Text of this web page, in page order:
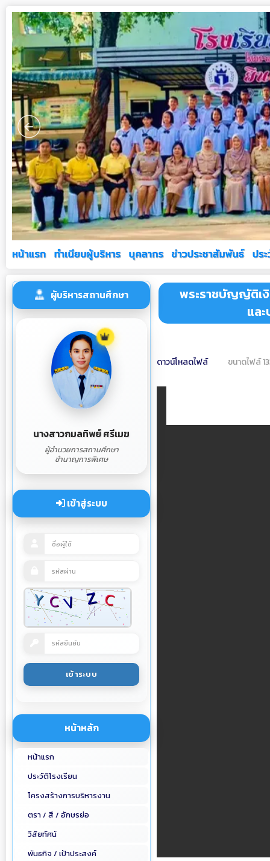
ผู้บริหารสถานศึกษา
นางสาวกมลทิพย์ ศรีเมฆ
ผู้อำนวยการสถานศึกษา
ชำนาญการพิเศษ
เข้าสู่ระบบ
หน้าหลัก
หน้าแรก
ประวัติโรงเรียน
โครงสร้างการบริหารงาน
ตรา / สี / อักษรย่อ
วิสัยทัศน์
พันธกิจ / เป้าประสงค์
พระราชบัญญัติเงิ
แล
ดาวน์โหลดไฟล์ ขนาดไฟล์